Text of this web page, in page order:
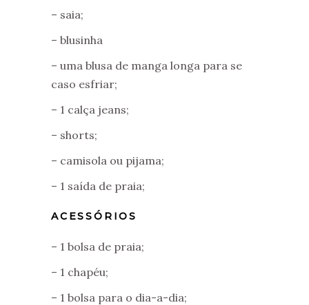
– saia;
– blusinha
– uma blusa de manga longa para se
caso esfriar;
– 1 calça jeans;
– shorts;
– camisola ou pijama;
– 1 saída de praia;
ACESSÓRIOS
– 1 bolsa de praia;
– 1 chapéu;
– 1 bolsa para o dia-a-dia;